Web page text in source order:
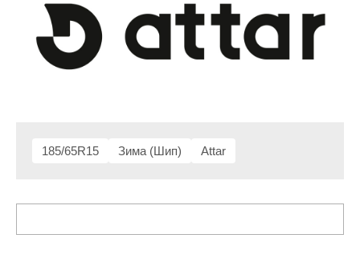
185/65R15 Зима (Шип) Attar